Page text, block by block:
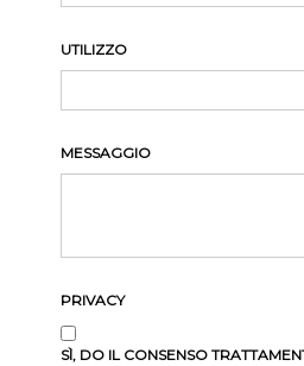
UTILIZZO
MESSAGGIO
PRIVACY
SÌ, DO IL CONSENSO